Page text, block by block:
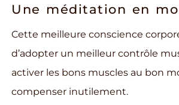
Une méditation en
Cette meilleure conscience
d’adopter un meilleur contrôle
activer les bons muscles au bon
compenser inutilement.
Email